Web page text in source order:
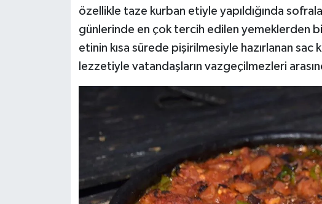
özellikle taze kurban etiyle yapıldığında
günlerinde en çok tercih edilen yemeklerden
etinin kısa sürede pişirilmesiyle hazırlanan
lezzetiyle vatandaşların vazgeçilmezleri